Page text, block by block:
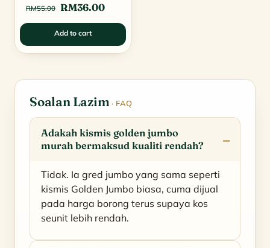
RM55.00 Original
price
was:
RM55.00.
RM36.00Current
price
RM36.00.
Add to cart
Soalan Lazim· FAQ
Adakah kismis golden jumbo
murah bermaksud kualiti rendah?
Tidak. Ia gred jumbo yang sama seperti
kismis Golden Jumbo biasa, cuma dijual
pada harga borong terus supaya kos
seunit lebih rendah.